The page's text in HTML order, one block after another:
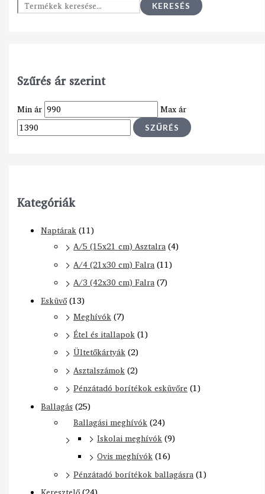
KERESÉS
Szűrés ár szerint
Min ár Max ár
SZŰRÉS
Kategóriák
Naptárak(11)
A/5 (15x21 cm) Asztalra(4)
A/4 (21x30 cm) Falra(11)
A/3 (42x30 cm) Falra(7)
Esküvő(13)
Meghívók(7)
Étel és itallapok(1)
Ültetőkártyák(2)
Asztalszámok(2)
Pénzátadó borítékok esküvőre (1)
Ballagás (25)
Ballagási meghívók(24)
Iskolai meghívók(9)
Ovis meghívók(16)
Pénzátadó borítékok ballagásra(1)